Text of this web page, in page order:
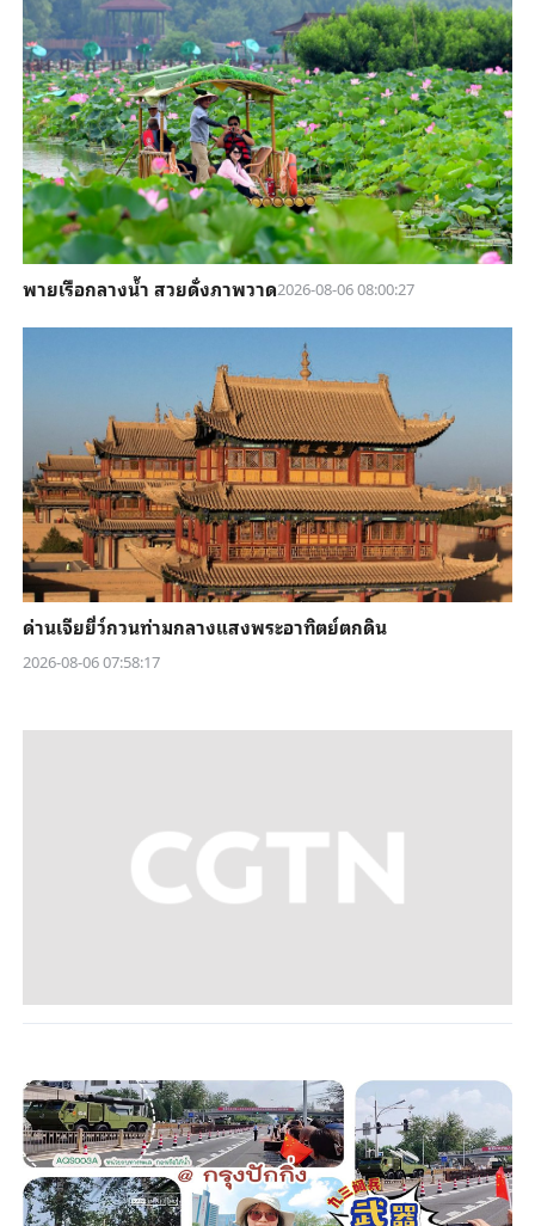
พายเรือกลางน้ำ สวยดั่งภาพวาด2026-08-06 08:00:27
ด่านเจียยี่ว์กวนท่ามกลางแสงพระอาทิตย์ตกดิน
2026-08-06 07:58:17